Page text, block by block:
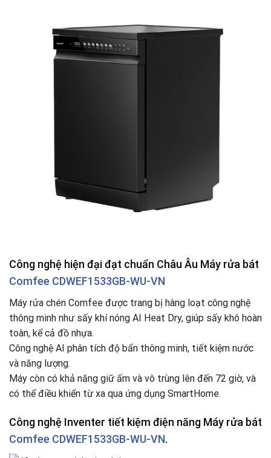
Công nghệ hiện đại đạt chuẩn Châu Âu Máy rửa bát
Comfee CDWEF1533GB-WU-VN
Máy rửa chén Comfee được trang bị hàng loạt công nghệ
thông minh như sấy khí nóng AI Heat Dry, giúp sấy khô hoàn
toàn, kể cả đồ nhựa.
Công nghệ AI phân tích độ bẩn thông minh, tiết kiệm nước
và năng lượng.
Máy còn có khả năng giữ ấm và vô trùng lên đến 72 giờ, và
có thể điều khiển từ xa qua ứng dụng SmartHome.
Công nghệ Inventer tiết kiệm điện năng Máy rửa bát
Comfee CDWEF1533GB-WU-VN.